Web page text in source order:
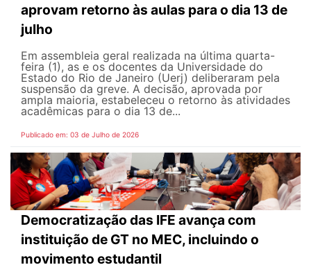
aprovam retorno às aulas para o dia 13 de
julho
Em assembleia geral realizada na última quarta-
feira (1), as e os docentes da Universidade do
Estado do Rio de Janeiro (Uerj) deliberaram pela
suspensão da greve. A decisão, aprovada por
ampla maioria, estabeleceu o retorno às atividades
acadêmicas para o dia 13 de...
Publicado em: 03 de Julho de 2026
Democratização das IFE avança com
instituição de GT no MEC, incluindo o
movimento estudantil